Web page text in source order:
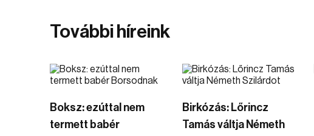
További híreink
Boksz: ezúttal nem
termett babér
Birkózás: Lőrincz
Tamás váltja Németh